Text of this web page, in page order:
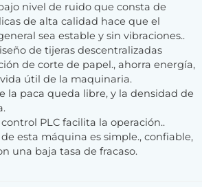
nivel de ruido que consta de
de alta calidad hace que el
sea estable y sin vibraciones..
de tijeras descentralizadas
de corte de papel., ahorra energía,
útil de la maquinaria.
la paca queda libre, y la densidad de
PLC facilita la operación..
esta máquina es simple., confiable,
una baja tasa de fracaso.